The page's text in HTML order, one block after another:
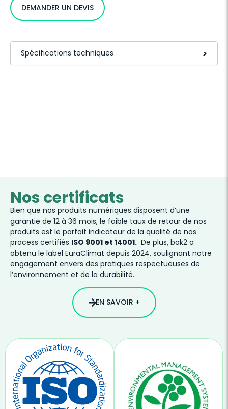
DEMANDER UN DEVIS
Spécifications techniques >
Nos certificats
Bien que nos produits numériques disposent d’une
garantie de 12 à 36 mois, le faible taux de retour de nos
produits est le parfait indicateur de la qualité de nos
process certifiés ISO 9001 et 14001. De plus, bak2 a
obtenu le label EuraClimat depuis 2024, soulignant notre
engagement envers des pratiques respectueuses de
l’environnement et de la durabilité.
EN SAVOIR +